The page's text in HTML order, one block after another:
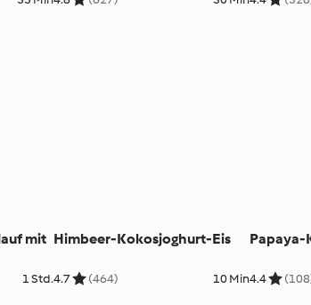
mit
1 Std.
Himbeer-Kokosjoghurt-Eis
4.7 (464) 10 Min4.4